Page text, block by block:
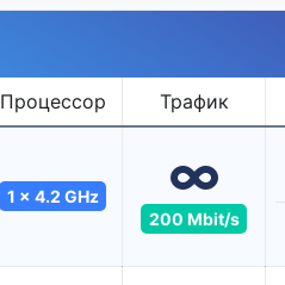
Процессор Трафик
1 x 4.2 GHz
200 Mbit/s